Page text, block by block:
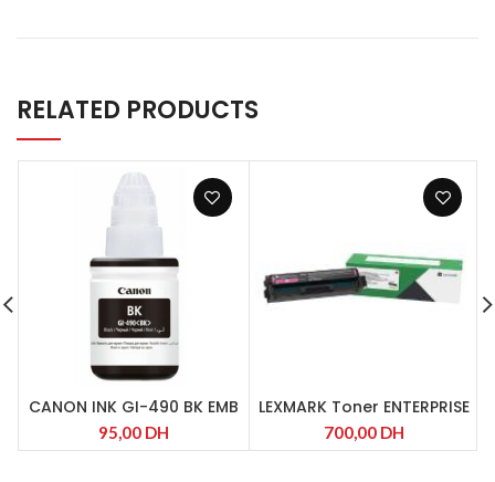
RELATED PRODUCTS
CANON INK GI-490 BK EMB
Cartouche Black
95,00 DH
LEXMARK Toner ENTERPRISE
1.5K MAGENTA RETURN
700,00 DH